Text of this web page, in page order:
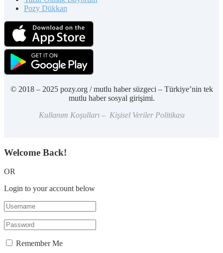
Pozy Dükkan
© 2018 – 2025 pozy.org / mutlu haber süzgeci – Türkiye’nin tek
mutlu haber sosyal girişimi.
Kullanım Koşulları – Kişisel Veriler Politikası
Welcome Back!
OR
Login to your account below
Remember Me